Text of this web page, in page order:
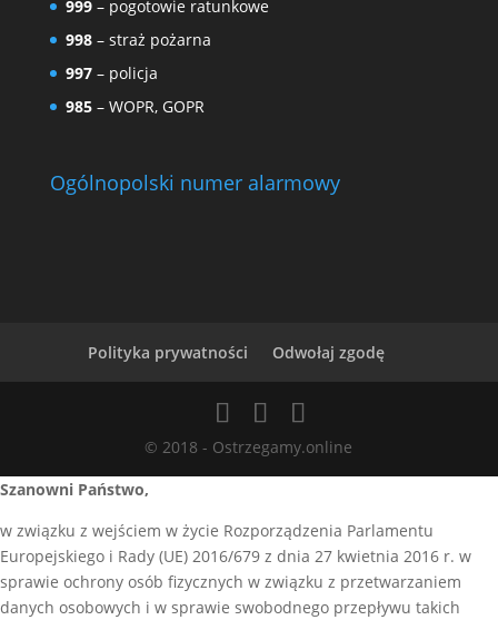
999– pogotowie ratunkowe
998– straż pożarna
997– policja
985– WOPR, GOPR
Ogólnopolski numer alarmowy
Polityka prywatności Odwołaj zgodę
© 2018 - Ostrzegamy.online
Szanowni Państwo,
w związku z wejściem w życie Rozporządzenia Parlamentu
Europejskiego i Rady (UE) 2016/679 z dnia 27 kwietnia 2016 r. w
sprawie ochrony osób fizycznych w związku z przetwarzaniem
danych osobowych i w sprawie swobodnego przepływu takich